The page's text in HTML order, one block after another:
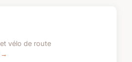
vélo de route
→